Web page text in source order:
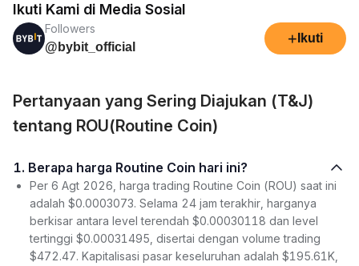
Ikuti Kami di Media Sosial
Followers
@bybit_official
+ Ikuti
Pertanyaan yang Sering Diajukan (T&J)
tentang ROU(Routine Coin)
1. Berapa harga Routine Coin hari ini?
Per 6 Agt 2026, harga trading Routine Coin (ROU) saat ini
adalah $0.0003073. Selama 24 jam terakhir, harganya
berkisar antara level terendah $0.00030118 dan level
tertinggi $0.00031495, disertai dengan volume trading
$472.47. Kapitalisasi pasar keseluruhan adalah $195.61K,